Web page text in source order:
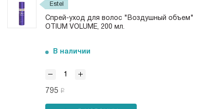
Estel
Спрей-уход для волос "Воздушный объем"
OTIUM VOLUME, 200 мл.
В наличии
795